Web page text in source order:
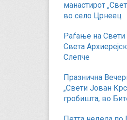
манастирот
во село Црнеец
Раѓање на Свети
Света
Слепче
Празнична
„Свети Јован
гробишта, во